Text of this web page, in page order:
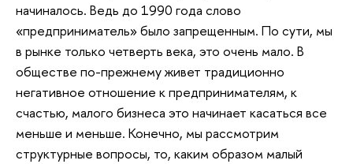
начиналось. Ведь до 1990 года слово
«предприниматель» было запрещенным. По сути, мы
в рынке только четверть века, это очень мало. В
обществе по-прежнему живет традиционно
негативное отношение к предпринимателям, к
счастью, малого бизнеса это начинает касаться все
меньше и меньше. Конечно, мы рассмотрим
структурные вопросы, то, каким образом малый